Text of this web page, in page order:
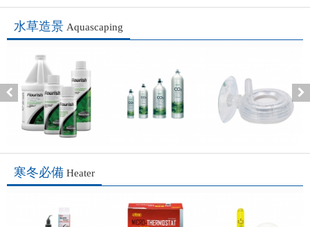
水草造景 Aquascaping
寒冬必備 Heater